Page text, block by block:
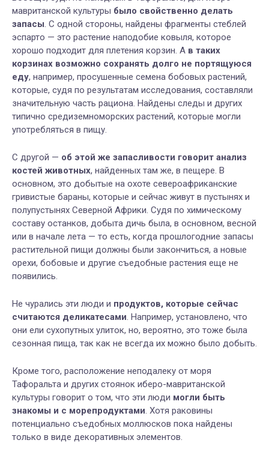
мавританской культуры было свойственно делать
запасы. С одной стороны, найдены фрагменты стеблей
эспарто — это растение наподобие ковыля, которое
хорошо подходит для плетения корзин. А в таких
корзинах возможно сохранять долго не портящуюся
еду, например, просушенные семена бобовых растений,
которые, судя по результатам исследования, составляли
значительную часть рациона. Найдены следы и других
типично средиземноморских растений, которые могли
употребляться в пищу.
С другой — об этой же запасливости говорит анализ
костей животных, найденных там же, в пещере. В
основном, это добытые на охоте североафриканские
гривистые бараны, которые и сейчас живут в пустынях и
полупустынях Северной Африки. Судя по химическому
составу останков, добыта дичь была, в основном, весной
или в начале лета — то есть, когда прошлогодние запасы
растительной пищи должны были закончиться, а новые
орехи, бобовые и другие съедобные растения еще не
появились.
Не чурались эти люди и продуктов, которые сейчас
считаются деликатесами. Например, установлено, что
они ели сухопутных улиток, но, вероятно, это тоже была
сезонная пища, так как не всегда их можно было добыть.
Кроме того, расположение неподалеку от моря
Тафоральта и других стоянок иберо-мавританской
культуры говорит о том, что эти люди могли быть
знакомы и с морепродуктами. Хотя раковины
потенциально съедобных моллюсков пока найдены
только в виде декоративных элементов.